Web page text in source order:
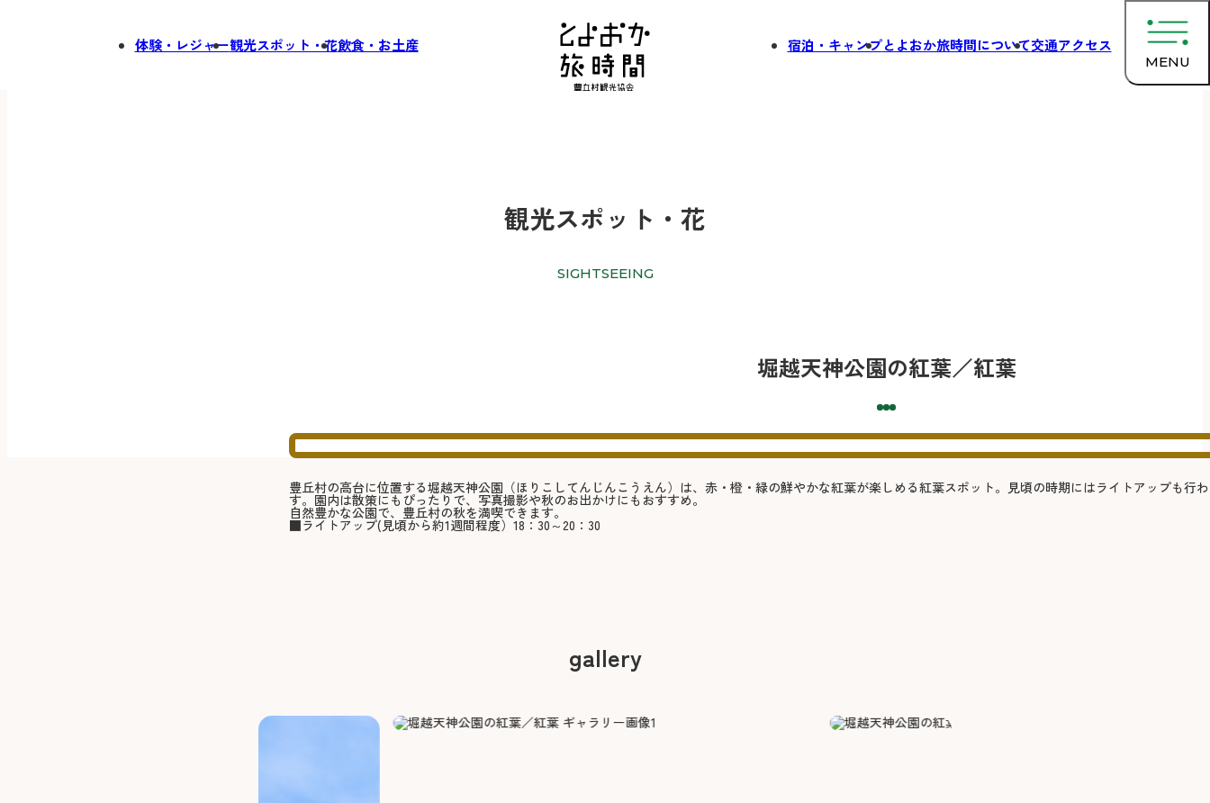
MENU
体験・レジャー観光スポット・花飲食・お土産 宿泊・キャンプとよおか旅時間について交通アクセス
観光スポット・花
SIGHTSEEING
堀越天神公園の紅葉／紅葉
豊丘村の高台に位置する堀越天神公園（ほりこしてんじんこうえん）は、赤・橙・緑の鮮やかな紅葉が楽しめる紅葉スポット。見頃の時期にはライトアップも行
す。園内は散策にもぴったりで、写真撮影や秋のお出かけにもおすすめ。
自然豊かな公園で、豊丘村の秋を満喫できます。
■ライトアップ(見頃から約1週間程度）18：30～20：30
gallery